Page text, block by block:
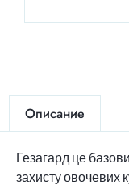
Описание
Гезагард це
захисту овочевих